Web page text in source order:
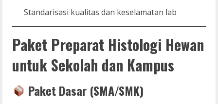
Standarisasi kualitas dan keselamatan lab
Paket Preparat Histologi Hewan
untuk Sekolah dan Kampus
Paket Dasar (SMA/SMK)